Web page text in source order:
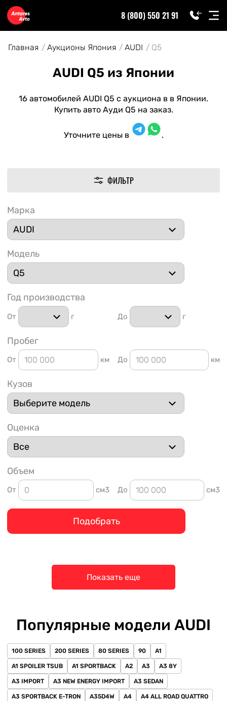
91
8 (800) 550 21 91
Главная Аукционы Япония AUDI Q5
AUDI Q5 из Японии
16 автомобилей AUDI Q5 с аукциона в в Японии.
Купить авто Ауди Q5 на заказ.
Уточните цены в .
ФИЛЬТР
Марка
Модель
Год производства
От г До г
Пробег
От км До км
Кузов
Оценка
Объем
От см3 До см3
Подобрать
Показать еще
Популярные модели AUDI
100 SERIES 200 SERIES 80 SERIES 90 A1
A1 SPOILER TSUB A1 SPORTBACK A2 A3 A3 8Y
A3 IMPORT A3 NEW ENERGY IMPORT A3 SEDAN
A3 SPORTBACK E-TRON A35D4W A4 A4 ALL ROAD QUATTRO